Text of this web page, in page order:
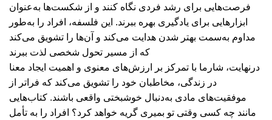
فرصت‌هایی برای رشد فردی نگاه کنند و از شکست‌ها به‌عنوان
ابزارهایی برای یادگیری بهره ببرند. این فلسفه، افراد را به‌طور
مداوم به‌سمت بهتر شدن هدایت می‌کند و آن‌ها را تشویق می‌کند
که از مسیر تحول شخصی لذت ببرند
درنهایت، شارما با تمرکز بر ارزش‌های معنوی و اهمیت ایجاد معنا
در زندگی، مخاطبان خود را تشویق می‌کند که فراتر از
موفقیت‌های مادی به‌دنبال خوشبختی واقعی باشند. کتاب‌هایی
مانند چه کسی وقتی تو بمیری گریه خواهد کرد؟ افراد را به تأمل